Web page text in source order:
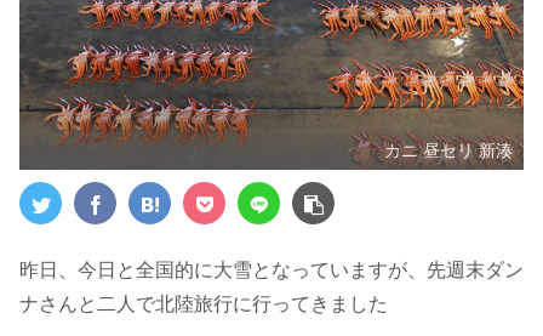
カニ 昼セリ 新湊
昨日、今日と全国的に大雪となっていますが、先週末ダン
ナさんと二人で北陸旅行に行ってきました